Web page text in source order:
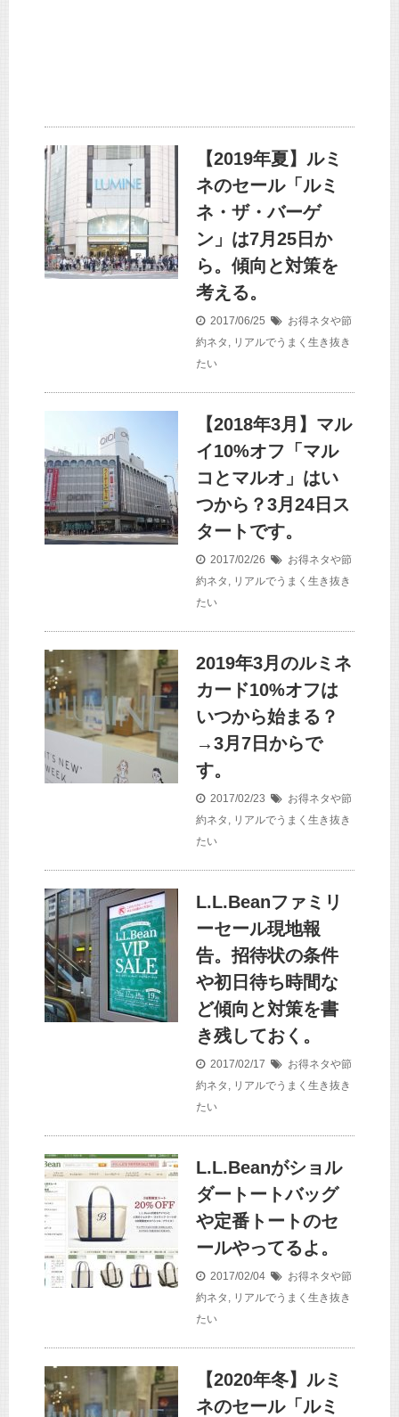
【2019年夏】ルミ
ネのセール「ルミ
ネ・ザ・バーゲ
ン」は7月25日か
ら。傾向と対策を
考える。
2017/06/25
お得ネタや節
約ネタ , リアルでうまく生き抜き
たい
【2018年3月】マル
イ10%オフ「マル
コとマルオ」はい
つから？3月24日ス
タートです。
2017/02/26
お得ネタや節
約ネタ , リアルでうまく生き抜き
たい
2019年3月のルミネ
カード10%オフは
いつから始まる？
→3月7日からで
す。
2017/02/23
お得ネタや節
約ネタ , リアルでうまく生き抜き
たい
L.L.Beanファミリ
ーセール現地報
告。招待状の条件
や初日待ち時間な
ど傾向と対策を書
き残しておく。
2017/02/17
お得ネタや節
約ネタ , リアルでうまく生き抜き
たい
L.L.Beanがショル
ダートートバッグ
や定番トートのセ
ールやってるよ。
2017/02/04
お得ネタや節
約ネタ , リアルでうまく生き抜き
たい
【2020年冬】ルミ
ネのセール「ルミ